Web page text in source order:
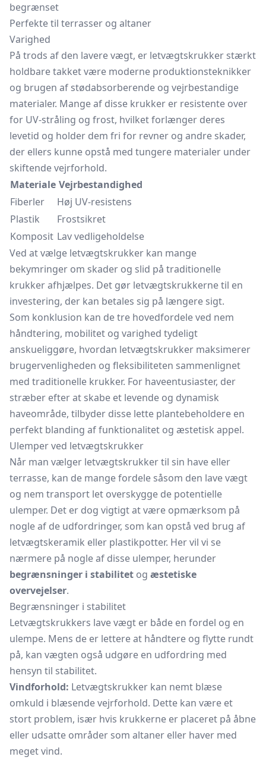
begrænset
Perfekte til terrasser og altaner
Varighed
På trods af den lavere vægt, er letvægtskrukker stærkt
holdbare takket være moderne produktionsteknikker
og brugen af stødabsorberende og vejrbestandige
materialer. Mange af disse krukker er resistente over
for UV-stråling og frost, hvilket forlænger deres
levetid og holder dem fri for revner og andre skader,
der ellers kunne opstå med tungere materialer under
skiftende vejrforhold.
Materiale Vejrbestandighed
Fiberler
Høj UV-resistens
Plastik
Frostsikret
Komposit Lav vedligeholdelse
Ved at vælge letvægtskrukker kan mange
bekymringer om skader og slid på traditionelle
krukker afhjælpes. Det gør letvægtskrukkerne til en
investering, der kan betales sig på længere sigt.
Som konklusion kan de tre hovedfordele ved nem
håndtering, mobilitet og varighed tydeligt
anskueliggøre, hvordan letvægtskrukker maksimerer
brugervenligheden og fleksibiliteten sammenlignet
med traditionelle krukker. For haveentusiaster, der
stræber efter at skabe et levende og dynamisk
haveområde, tilbyder disse lette plantebeholdere en
perfekt blanding af funktionalitet og æstetisk appel.
Ulemper ved letvægtskrukker
Når man vælger letvægtskrukker til sin have eller
terrasse, kan de mange fordele såsom den lave vægt
og nem transport let overskygge de potentielle
ulemper. Det er dog vigtigt at være opmærksom på
nogle af de udfordringer, som kan opstå ved brug af
letvægtskeramik eller plastikpotter. Her vil vi se
nærmere på nogle af disse ulemper, herunder
begrænsninger i stabilitet og æstetiske
overvejelser.
Begrænsninger i stabilitet
Letvægtskrukkers lave vægt er både en fordel og en
ulempe. Mens de er lettere at håndtere og flytte rundt
på, kan vægten også udgøre en udfordring med
hensyn til stabilitet.
Vindforhold: Letvægtskrukker kan nemt blæse
omkuld i blæsende vejrforhold. Dette kan være et
stort problem, især hvis krukkerne er placeret på åbne
eller udsatte områder som altaner eller haver med
meget vind.